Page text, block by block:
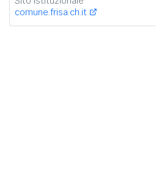
comune.frisa.ch.it